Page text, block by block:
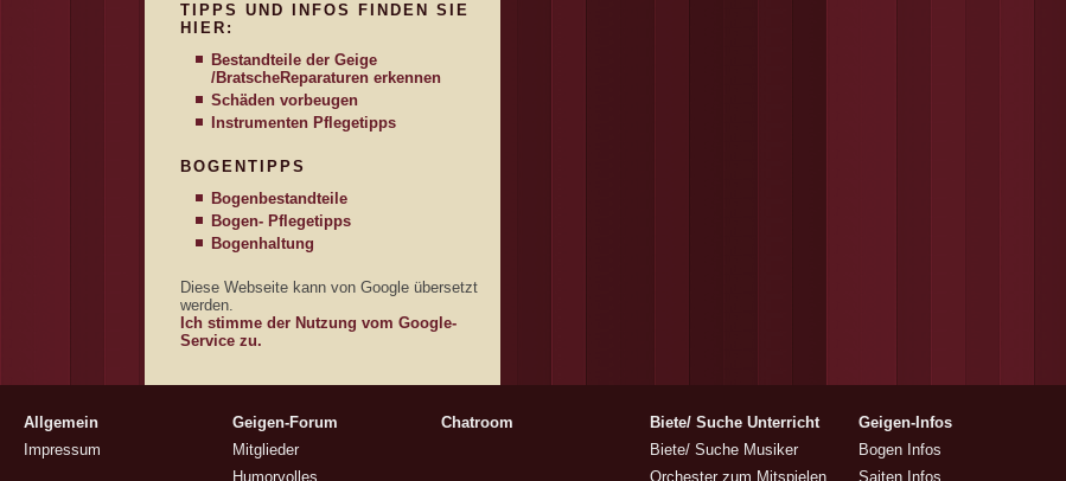
TIPPS UND INFOS FINDEN SIE
HIER:
Bestandteile der Geige
/BratscheReparaturen erkennen
Schäden vorbeugen
Instrumenten Pflegetipps
BOGENTIPPS
Bogenbestandteile
Bogen- Pflegetipps
Bogenhaltung
Diese Webseite kann von Google übersetzt
werden.
Ich stimme der Nutzung vom Google-
Service zu.
Allgemein
Impressum
Geigen-Forum
Mitglieder
Humorvolles
Chatroom
Biete/ Suche Unterricht
Biete/ Suche Musiker
Orchester zum Mitspielen
Geigen-Infos
Bogen Infos
Saiten Infos